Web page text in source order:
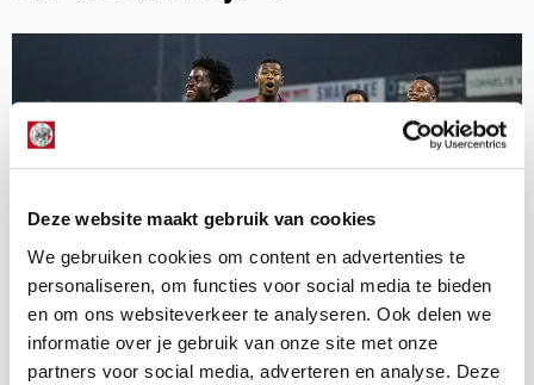
Deze website maakt gebruik van cookies
We gebruiken cookies om content en advertenties te
personaliseren, om functies voor social media te bieden
en om ons websiteverkeer te analyseren. Ook delen we
informatie over je gebruik van onze site met onze
partners voor social media, adverteren en analyse. Deze